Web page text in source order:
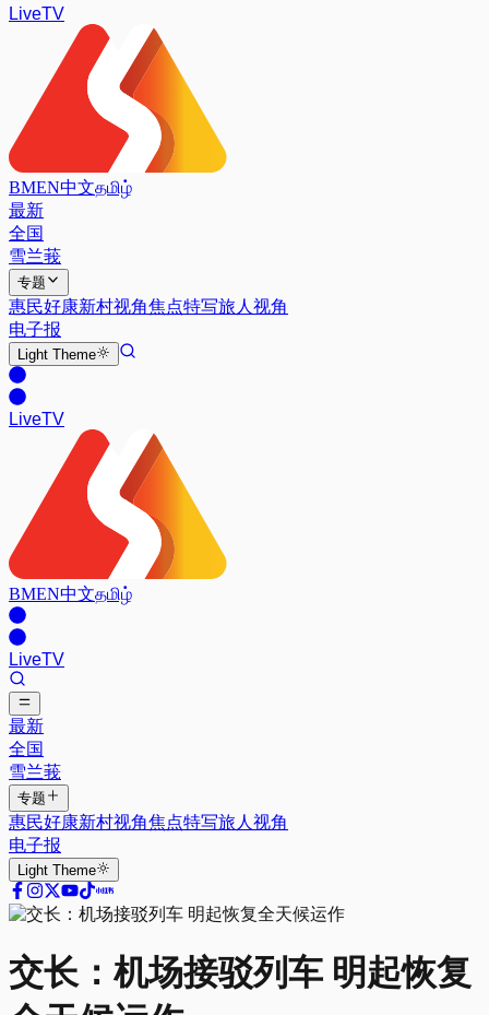
LiveTV
BMEN中文தமிழ்
最新
全国
雪兰莪
专题
惠民好康新村视角焦点特写旅人视角
电子报
Light Theme
LiveTV
BMEN中文தமிழ்
LiveTV
最新
全国
雪兰莪
专题
惠民好康新村视角焦点特写旅人视角
电子报
Light Theme
交长：机场接驳列车 明起恢复